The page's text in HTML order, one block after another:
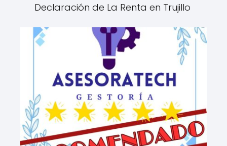
Declaración de La Renta en Trujillo